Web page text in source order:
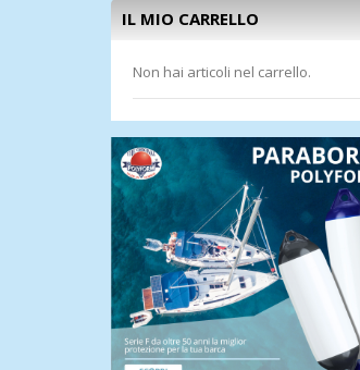
IL MIO CARRELLO
Non hai articoli nel carrello.